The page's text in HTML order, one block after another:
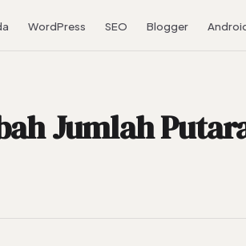
WordPress SEO Blogger
Jumlah